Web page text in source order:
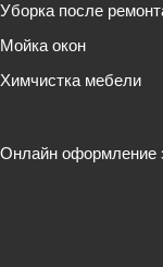
Уборка после
Мойка окон
Химчистка мебели
Онлайн оформление